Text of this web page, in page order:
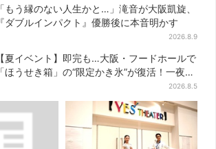
「もう縁のない人生かと…」滝音が大阪凱旋、
『ダブルインパクト』優勝後に本音明かす
2026.8.9
【夏イベント】即完も…大阪・フードホールで
「ほうせき箱」の“限定かき氷”が復活！一夜限
2026.8.5